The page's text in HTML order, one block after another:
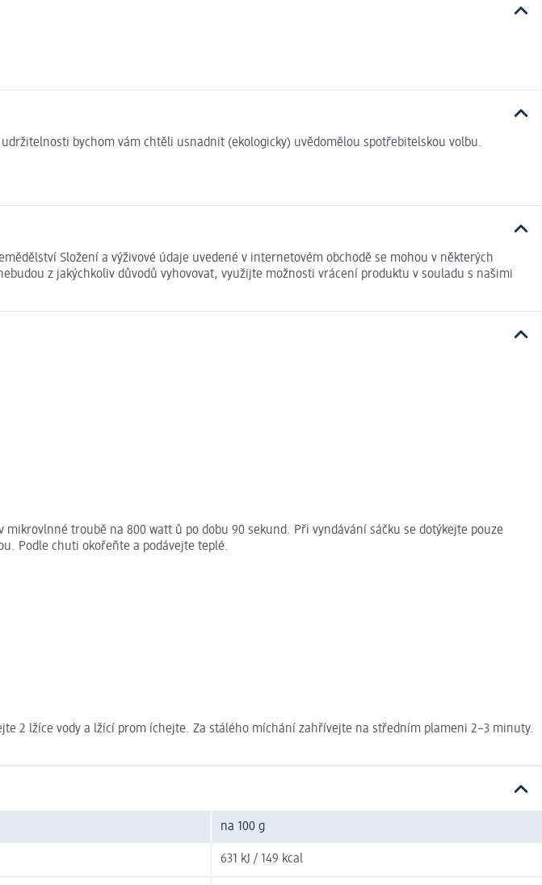
bychom vám chtěli usnadnit (ekologicky) uvědomělou spotřebitelskou volbu.
Složení a výživové údaje uvedené v internetovém obchodě se mohou v některých
z jakýchkoliv důvodů vyhovovat, využijte možnosti vrácení produktu v souladu s našimi
troubě na 800 watt ů po dobu 90 sekund. Při vyndávání sáčku se dotýkejte pouze
Podle chuti okořeňte a podávejte teplé.
2 lžíce vody a lžící prom íchejte. Za stálého míchání zahřívejte na středním plameni 2–3 minuty.
na 100 g
631 kJ / 149 kcal